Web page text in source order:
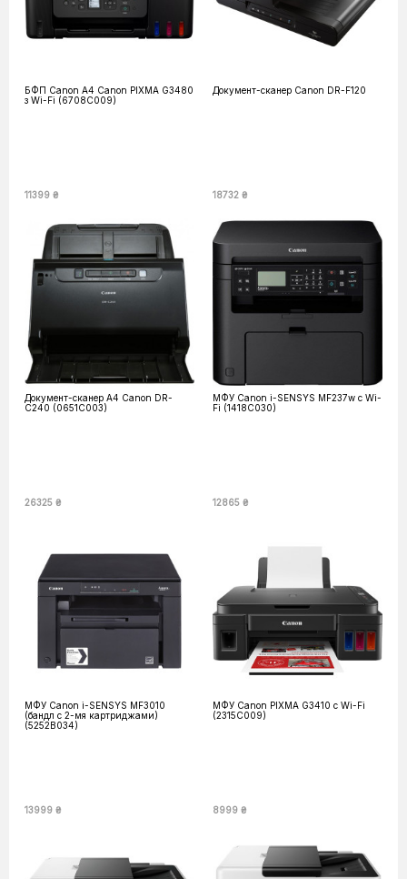
БФП Canon А4 Canon PIXMA G3480
з Wi-Fi (6708C009)
11399 ₴
Документ-сканер Canon DR-F120
18732 ₴
Документ-сканер А4 Canon DR-
C240 (0651C003)
26325 ₴
МФУ Canon i-SENSYS MF237w c Wi-
Fi (1418C030)
12865 ₴
МФУ Canon i-SENSYS MF3010
(бандл с 2-мя картриджами)
(5252B034)
13999 ₴
МФУ Canon PIXMA G3410 c Wi-Fi
(2315C009)
8999 ₴